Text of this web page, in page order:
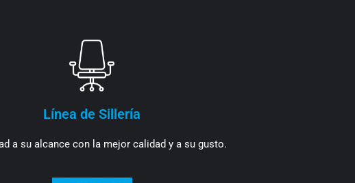
Línea de Sillería
a su alcance con la mejor calidad y a su gusto.